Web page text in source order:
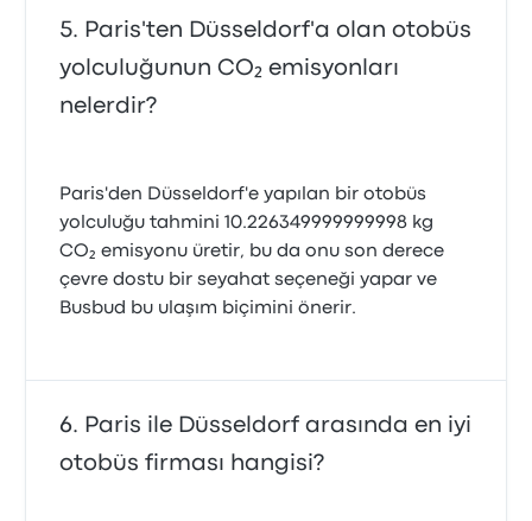
Paris'ten Düsseldorf'a olan otobüs
yolculuğunun CO₂ emisyonları
nelerdir?
Paris'den Düsseldorf'e yapılan bir otobüs
yolculuğu tahmini 10.226349999999998 kg
CO₂ emisyonu üretir, bu da onu son derece
çevre dostu bir seyahat seçeneği yapar ve
Busbud bu ulaşım biçimini önerir.
Paris ile Düsseldorf arasında en iyi
otobüs firması hangisi?